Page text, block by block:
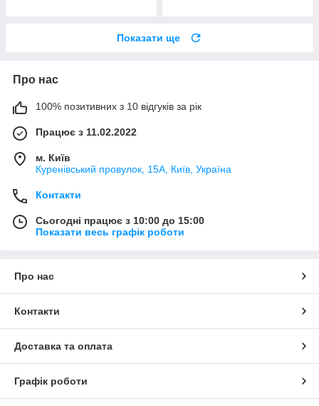
Показати ще
Про нас
100% позитивних з 10 відгуків за рік
Працює з 11.02.2022
м. Київ
Куренівський провулок, 15А, Київ, Україна
Контакти
Сьогодні працює з 10:00 до 15:00
Показати весь графік роботи
Про нас
Контакти
Доставка та оплата
Графік роботи